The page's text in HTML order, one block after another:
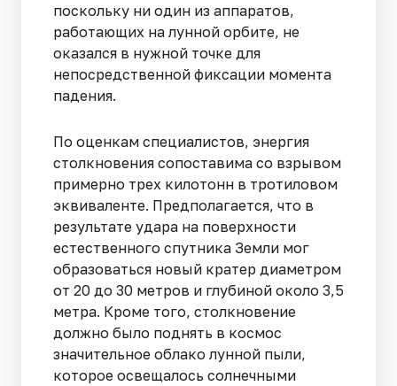
поскольку ни один из аппаратов,
работающих на лунной орбите, не
оказался в нужной точке для
непосредственной фиксации момента
падения.
По оценкам специалистов, энергия
столкновения сопоставима со взрывом
примерно трех килотонн в тротиловом
эквиваленте. Предполагается, что в
результате удара на поверхности
естественного спутника Земли мог
образоваться новый кратер диаметром
от 20 до 30 метров и глубиной около 3,5
метра. Кроме того, столкновение
должно было поднять в космос
значительное облако лунной пыли,
которое освещалось солнечными